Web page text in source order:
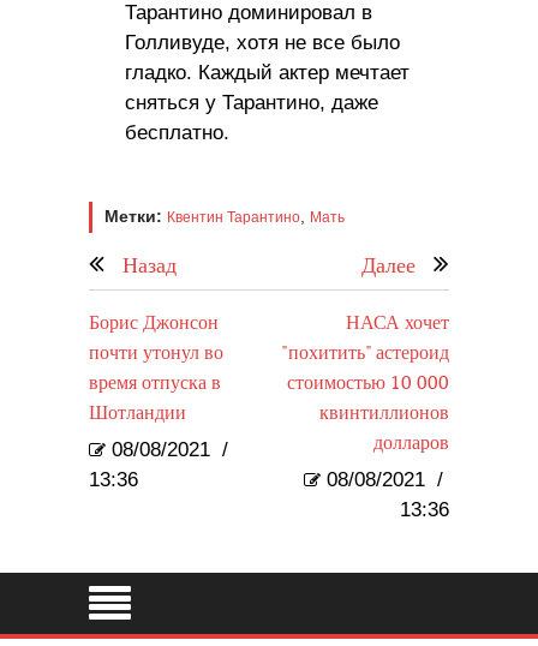
Тарантино доминировал в
Голливуде, хотя не все было
гладко. Каждый актер мечтает
сняться у Тарантино, даже
бесплатно.
Метки: Квентин Тарантино Мать
Назад Далее
Борис Джонсон
почти утонул во
время отпуска в
Шотландии
08/08/2021 /
13:36
НАСА хочет
"похитить" астероид
стоимостью 10 000
квинтиллионов
долларов
08/08/2021 /
13:36